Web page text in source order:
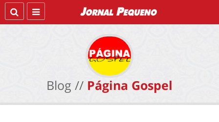
Blog // Página Gospel